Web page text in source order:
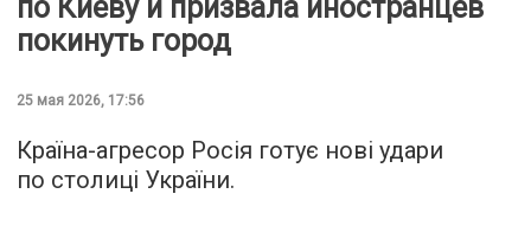
по Киеву и призвала иностранцев
покинуть город
25 мая 2026, 17:56
Країна-агресор Росія готує нові удари
по столиці України.